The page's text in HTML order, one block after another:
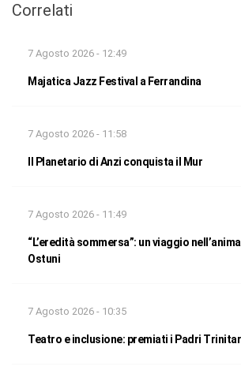
Correlati
7 Agosto 2026 - 12:49
Majatica Jazz Festival a Ferrandina
7 Agosto 2026 - 11:58
Il Planetario di Anzi conquista il Mur
7 Agosto 2026 - 11:49
“L’eredità sommersa”: un viaggio
Ostuni
7 Agosto 2026 - 10:35
Teatro e inclusione: premiati i Padri